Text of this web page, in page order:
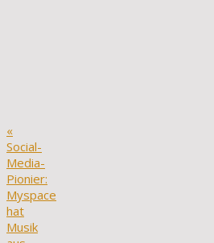
«
Social-
Media-
Pionier:
Myspace
hat
Musik